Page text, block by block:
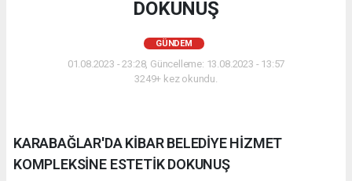
DOKUNUŞ
GÜNDEM
01.08.2023 - 23:28, Güncelleme: 13.08.2023 - 13:57
3249+ kez okundu.
KARABAĞLAR'DA KİBAR BELEDİYE HİZMET
KOMPLEKSİNE ESTETİK DOKUNUŞ